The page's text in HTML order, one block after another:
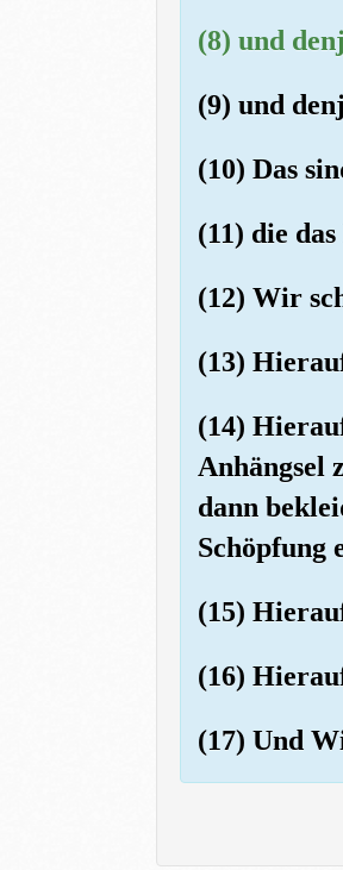
(8) und
(9) und
(10) Das
(11) die
(12) Wir
(13)
(14)
Anhängsel
dann
Schöpfung
(15)
(16)
(17) Und